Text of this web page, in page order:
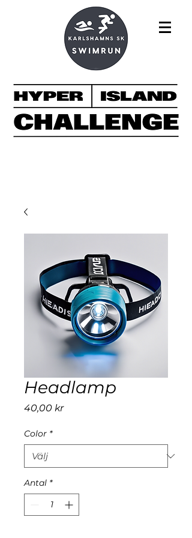
Headlamp
40,00 krPris
Color *
Antal *